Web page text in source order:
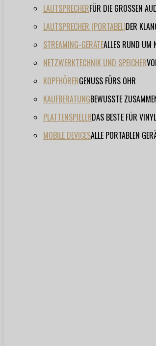
LAUTSPRECHERFÜR DIE GROSSEN
LAUTSPRECHER (PORTABEL)DER
STREAMING-GERÄTEALLES RUND UM
NETZWERKTECHNIK UND SPEICHER
KOPFHÖRERGENUSS FÜRS OHR
KAUFBERATUNGBEWUSSTE
PLATTENSPIELERDAS BESTE FÜR VINYL
MOBILE DEVICESALLE PORTABLEN